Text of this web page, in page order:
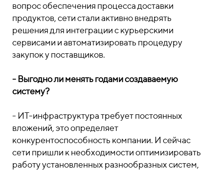
вопрос обеспечения процесса доставки
продуктов, сети стали активно внедрять
решения для интеграции с курьерскими
сервисами и автоматизировать процедуру
закупок у поставщиков.
- Выгодно ли менять годами создаваемую
систему?
- ИТ-инфраструктура требует постоянных
вложений, это определяет
конкурентоспособность компании. И сейчас
сети пришли к необходимости оптимизировать
работу установленных разнообразных систем,